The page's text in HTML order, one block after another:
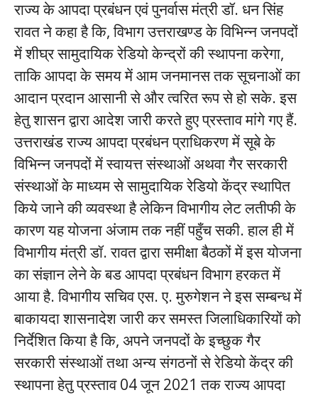
राज्य के आपदा प्रबंधन एवं पुनर्वास मंत्री डॉ. धन सिंह
रावत ने कहा है कि, विभाग उत्तराखण्ड के विभिन्न जनपदों
में शीघ्र सामुदायिक रेडियो केन्द्रों की स्थापना करेगा,
ताकि आपदा के समय में आम जनमानस तक सूचनाओं का
आदान प्रदान आसानी से और त्वरित रूप से हो सके. इस
हेतु शासन द्वारा आदेश जारी करते हुए प्रस्ताव मांगे गए हैं.
उत्तराखंड राज्य आपदा प्रबंधन प्राधिकरण में सूबे के
विभिन्न जनपदों में स्वायत्त संस्थाओं अथवा गैर सरकारी
संस्थाओं के माध्यम से सामुदायिक रेडियो केंद्र स्थापित
किये जाने की व्यवस्था है लेकिन विभागीय लेट लतीफी के
कारण यह योजना अंजाम तक नहीं पहुँच सकी. हाल ही में
विभागीय मंत्री डॉ. रावत द्वारा समीक्षा बैठकों में इस योजना
का संज्ञान लेने के बड आपदा प्रबंधन विभाग हरकत में
आया है. विभागीय सचिव एस. ए. मुरुगेशन ने इस सम्बन्ध में
बाकायदा शासनादेश जारी कर समस्त जिलाधिकारियों को
निर्देशित किया है कि, अपने जनपदों के इच्छुक गैर
सरकारी संस्थाओं तथा अन्य संगठनों से रेडियो केंद्र की
स्थापना हेतु प्रस्ताव 04 जून 2021 तक राज्य आपदा